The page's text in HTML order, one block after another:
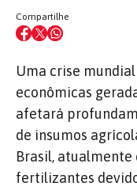
Compartilhe
Uma crise
econômicas
afetará
de insumos
Brasil,
fertilizantes